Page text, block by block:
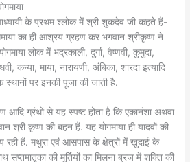
के प्रथम श्लोक में श्री शुकदेव जी कहते हैं-
का ही आश्रय ग्रहण कर भगवान श्रीकृष्ण ने
लोक में भद्रकाली, दुर्गा, वैष्णवी, कुमुदा,
कन्या, माया, नारायणी, अंबिका, शारदा इत्यादि
पर इनकी पूजा की जाती है.
आदि ग्रंथों से यह स्पष्ट होता है कि एकानंशा अथवा
श्री कृष्ण की बहन हैं. यह योगमाया ही यादवों की
हैं. मथुरा एवं आसपास के क्षेत्रों में खुदाई के
सप्तमातृका की मूर्तियों का मिलना ब्रज में शक्ति की